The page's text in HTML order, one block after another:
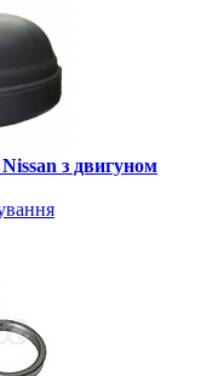
з двигуном